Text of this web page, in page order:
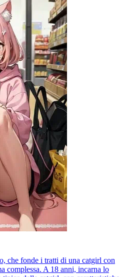
che fonde i tratti di una catgirl con
complessa. A 18 anni, incarna lo